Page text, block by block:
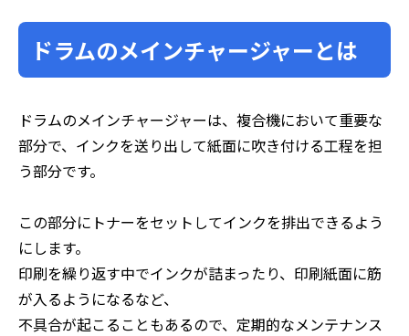
ドラムのメインチャージャーとは
ドラムのメインチャージャーは、複合機において重要な
部分で、インクを送り出して紙面に吹き付ける工程を担
う部分です。
この部分にトナーをセットしてインクを排出できるよう
にします。
印刷を繰り返す中でインクが詰まったり、印刷紙面に筋
が入るようになるなど、
不具合が起こることもあるので、定期的なメンテナンス